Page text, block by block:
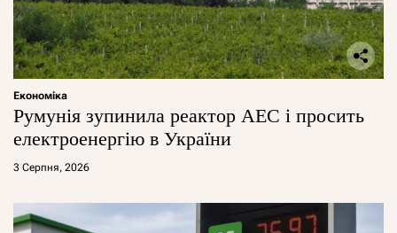
Економіка
Румунія зупинила реактор АЕС і просить
електроенергію в України
3 Серпня, 2026